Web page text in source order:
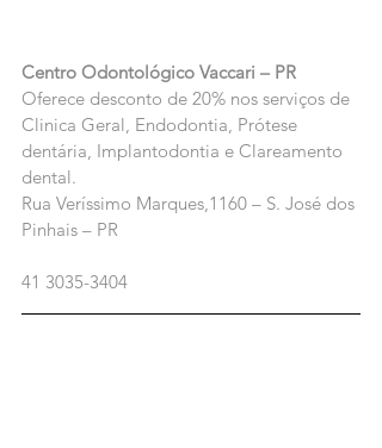
Centro Odontológico Vaccari – PR
Oferece desconto de 20% nos serviços de
Clinica Geral, Endodontia, Prótese
dentária, Implantodontia e Clareamento
dental.
Rua Veríssimo Marques,1160 – S. José dos
Pinhais – PR
41 3035-3404